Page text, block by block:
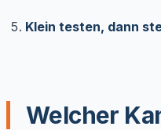
Klein testen, dann
Welcher